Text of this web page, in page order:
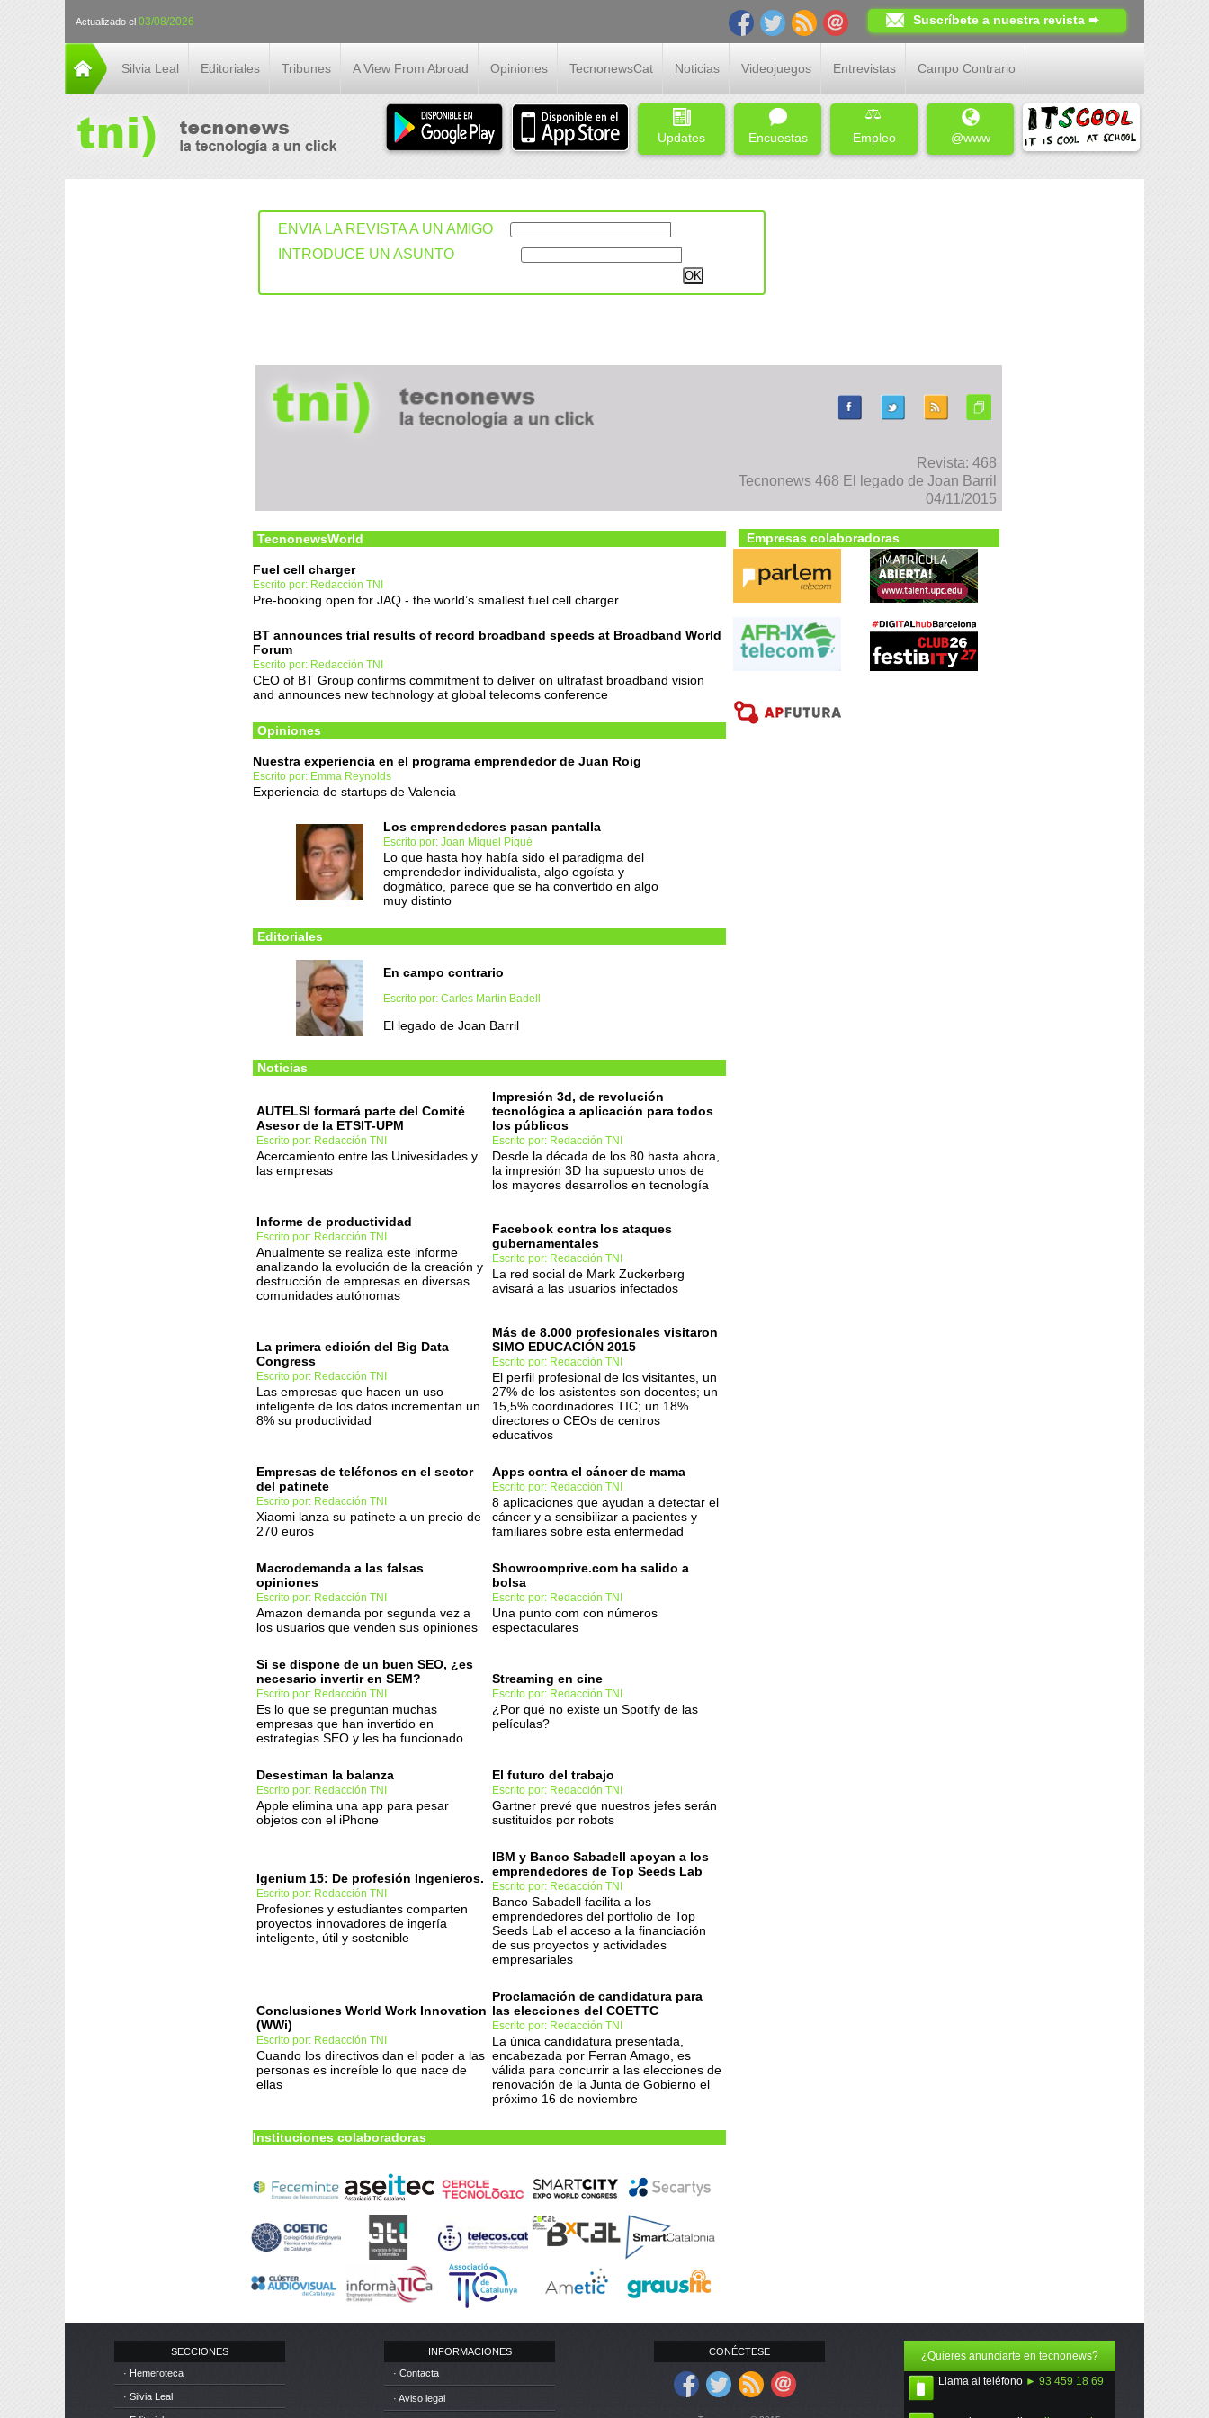
Actualizado el 03/08/2026 Suscríbete a nuestra revista ➨
Silvia Leal Editoriales Tribunes A View From Abroad Opiniones TecnonewsCat Noticias Videojuegos Entrevistas Campo Contrario
Updates Encuestas Empleo @www
ENVIA LA REVISTA A UN AMIGO
INTRODUCE UN ASUNTO
Revista: 468
Tecnonews 468 El legado de Joan Barril
04/11/2015
TecnonewsWorld
Fuel cell charger
Escrito por: Redacción TNI
Pre-booking open for JAQ - the world’s smallest fuel cell charger
BT announces trial results of record broadband speeds at Broadband World
Forum
Escrito por: Redacción TNI
CEO of BT Group confirms commitment to deliver on ultrafast broadband vision
and announces new technology at global telecoms conference
Opiniones
Nuestra experiencia en el programa emprendedor de Juan Roig
Escrito por: Emma Reynolds
Experiencia de startups de Valencia
Los emprendedores pasan pantalla
Escrito por: Joan Miquel Piqué
Lo que hasta hoy había sido el paradigma del
emprendedor individualista, algo egoísta y
dogmático, parece que se ha convertido en algo
muy distinto
Editoriales
En campo contrario
Escrito por: Carles Martin Badell
El legado de Joan Barril
Noticias
AUTELSI formará parte del Comité
Asesor de la ETSIT-UPM
Escrito por: Redacción TNI
Acercamiento entre las Univesidades y
las empresas
Impresión 3d, de revolución
tecnológica a aplicación para todos
los públicos
Escrito por: Redacción TNI
Desde la década de los 80 hasta ahora,
la impresión 3D ha supuesto unos de
los mayores desarrollos en tecnología
Informe de productividad
Escrito por: Redacción TNI
Anualmente se realiza este informe
analizando la evolución de la creación y
destrucción de empresas en diversas
comunidades autónomas
Facebook contra los ataques
gubernamentales
Escrito por: Redacción TNI
La red social de Mark Zuckerberg
avisará a las usuarios infectados
La primera edición del Big Data
Congress
Escrito por: Redacción TNI
Las empresas que hacen un uso
inteligente de los datos incrementan un
8% su productividad
Más de 8.000 profesionales visitaron
SIMO EDUCACIÓN 2015
Escrito por: Redacción TNI
El perfil profesional de los visitantes, un
27% de los asistentes son docentes; un
15,5% coordinadores TIC; un 18%
directores o CEOs de centros
educativos
Empresas de teléfonos en el sector
del patinete
Escrito por: Redacción TNI
Xiaomi lanza su patinete a un precio de
270 euros
Apps contra el cáncer de mama
Escrito por: Redacción TNI
8 aplicaciones que ayudan a detectar el
cáncer y a sensibilizar a pacientes y
familiares sobre esta enfermedad
Macrodemanda a las falsas
opiniones
Escrito por: Redacción TNI
Amazon demanda por segunda vez a
los usuarios que venden sus opiniones
Showroomprive.com ha salido a
bolsa
Escrito por: Redacción TNI
Una punto com con números
espectaculares
Si se dispone de un buen SEO, ¿es
necesario invertir en SEM?
Escrito por: Redacción TNI
Es lo que se preguntan muchas
empresas que han invertido en
estrategias SEO y les ha funcionado
Streaming en cine
Escrito por: Redacción TNI
¿Por qué no existe un Spotify de las
películas?
Desestiman la balanza
Escrito por: Redacción TNI
Apple elimina una app para pesar
objetos con el iPhone
El futuro del trabajo
Escrito por: Redacción TNI
Gartner prevé que nuestros jefes serán
sustituidos por robots
Igenium 15: De profesión Ingenieros.
Escrito por: Redacción TNI
Profesiones y estudiantes comparten
proyectos innovadores de ingería
inteligente, útil y sostenible
IBM y Banco Sabadell apoyan a los
emprendedores de Top Seeds Lab
Escrito por: Redacción TNI
Banco Sabadell facilita a los
emprendedores del portfolio de Top
Seeds Lab el acceso a la financiación
de sus proyectos y actividades
empresariales
Conclusiones World Work Innovation
(WWi)
Escrito por: Redacción TNI
Cuando los directivos dan el poder a las
personas es increíble lo que nace de
ellas
Proclamación de candidatura para
las elecciones del COETTC
Escrito por: Redacción TNI
La única candidatura presentada,
encabezada por Ferran Amago, es
válida para concurrir a las elecciones de
renovación de la Junta de Gobierno el
próximo 16 de noviembre
Instituciones colaboradoras
Empresas colaboradoras
SECCIONES
· Hemeroteca
· Silvia Leal
INFORMACIONES
· Contacta
· Aviso legal
CONÉCTESE
¿Quieres anunciarte en tecnonews?
Llama al teléfono ► 93 459 18 69